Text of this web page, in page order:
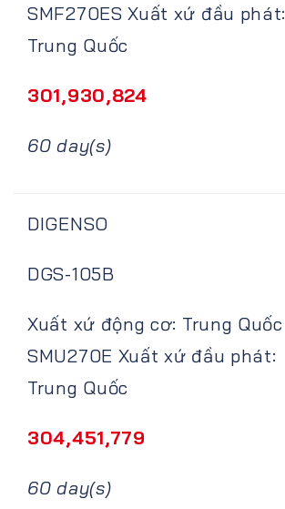
SMF270ES Xuất xứ đầu phát:
Trung Quốc
301,930,824
60 day(s)
DIGENSO
DGS-105B
Xuất xứ động cơ: Trung Quốc
SMU270E Xuất xứ đầu phát:
Trung Quốc
304,451,779
60 day(s)